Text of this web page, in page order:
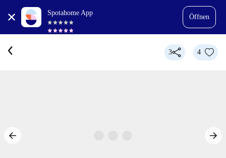
Spotahome App
Öffnen
3 4